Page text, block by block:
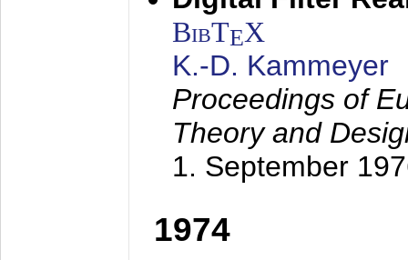
BibTEX
K.-D. Kammeyer
Proceedings of
Theory and
1. September
1974